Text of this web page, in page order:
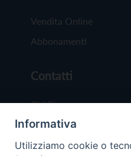
Vendita Online
Abbonamenti
Contatti
Chi Siamo
Redazione
Scrivici
Informativa
Utilizziamo cookie o